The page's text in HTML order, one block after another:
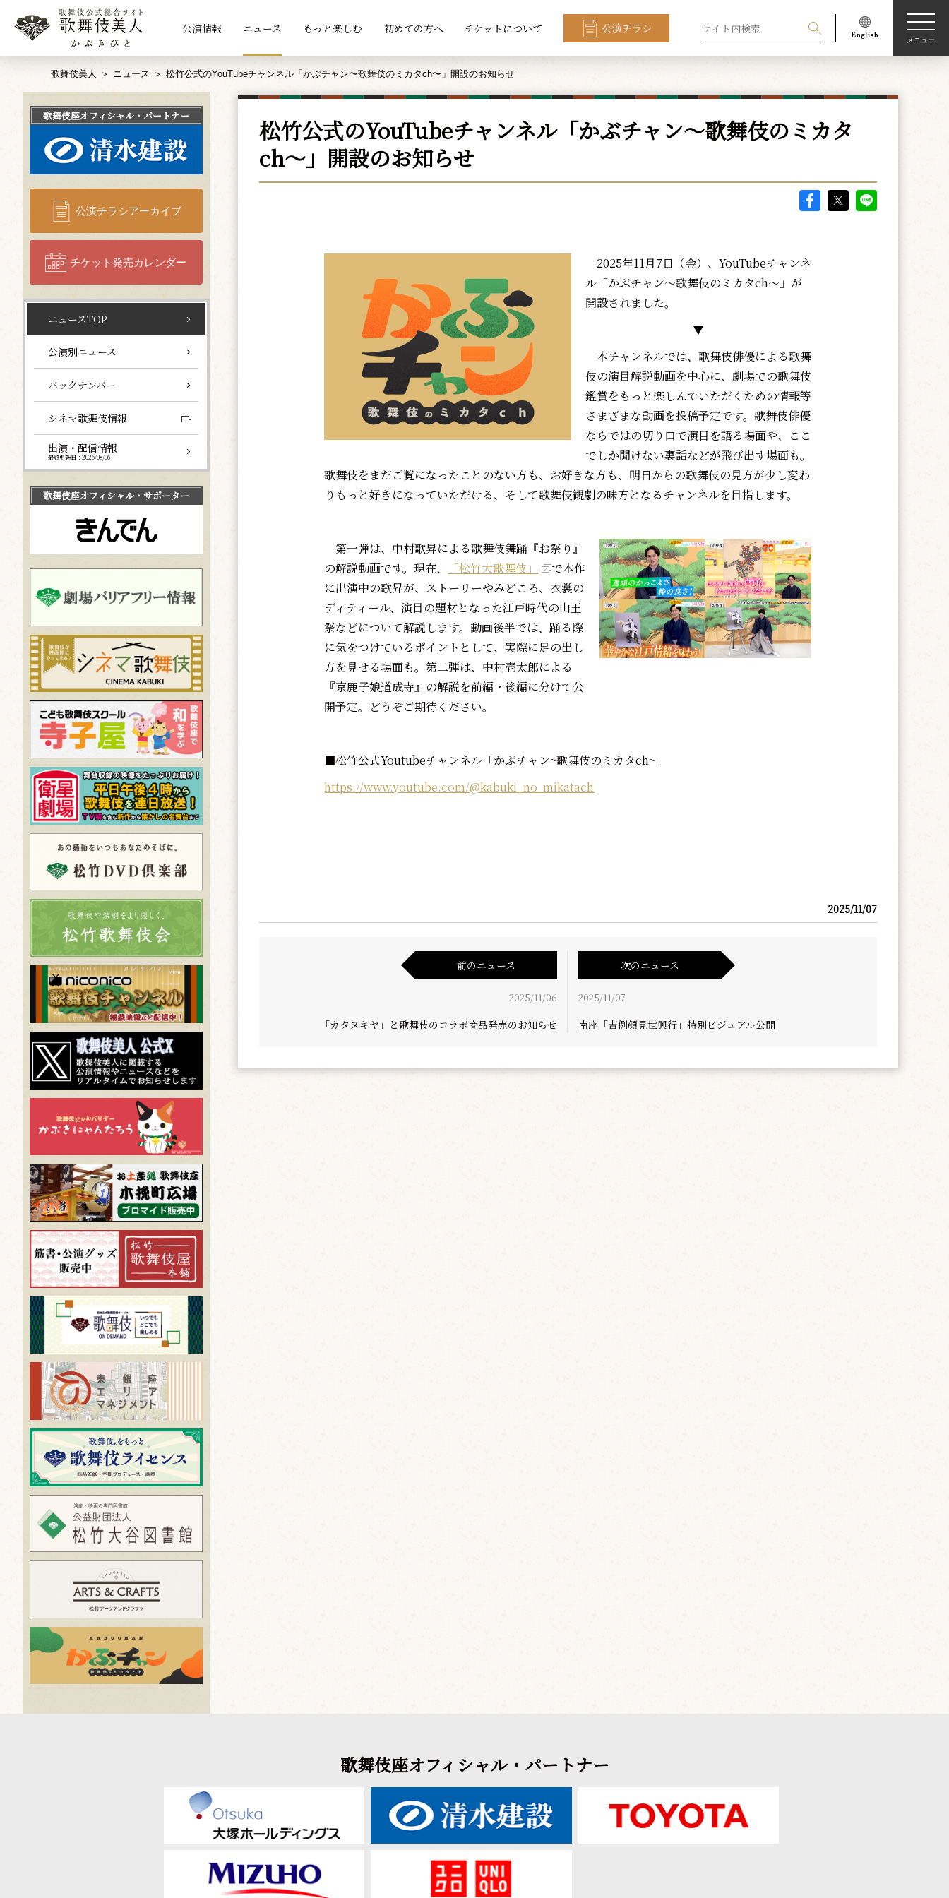
公演情報 ニュース もっと楽しむ 初めての方へ チケットについて 公演チラシ
メニュー
歌舞伎美人 ニュース 松竹公式のYouTubeチャンネル「かぶチャン〜歌舞伎のミカタch〜」開設のお知らせ
松竹公式のYouTubeチャンネル「かぶチャン〜歌舞伎のミカタ
ch〜」開設のお知らせ
2025年11月7日（金）、YouTubeチャンネ
ル「かぶチャン〜歌舞伎のミカタch〜」が
開設されました。
▼
本チャンネルでは、歌舞伎俳優による歌舞
伎の演目解説動画を中心に、劇場での歌舞伎
鑑賞をもっと楽しんでいただくための情報等
さまざまな動画を投稿予定です。歌舞伎俳優
ならではの切り口で演目を語る場面や、ここ
でしか聞けない裏話などが飛び出す場面も。
歌舞伎をまだご覧になったことのない方も、お好きな方も、明日からの歌舞伎の見方が少し変わ
りもっと好きになっていただける、そして歌舞伎観劇の味方となるチャンネルを目指します。
第一弾は、中村歌昇による歌舞伎舞踊『お祭り』
の解説動画です。現在、
「松竹大歌舞伎」
で本作
に出演中の歌昇が、ストーリーやみどころ、衣裳の
ディティール、演目の題材となった江戸時代の山王
祭などについて解説します。動画後半では、踊る際
に気をつけているポイントとして、実際に足の出し
方を見せる場面も。第二弾は、中村壱太郎による
『京鹿子娘道成寺』の解説を前編・後編に分けて公
開予定。どうぞご期待ください。
■松竹公式Youtubeチャンネル「かぶチャン~歌舞伎のミカタch~」
https://www.youtube.com/@kabuki_no_mikatach
2025/11/07
前のニュース
2025/11/06
「カタヌキヤ」と歌舞伎のコラボ商品発売のお知らせ
次のニュース
2025/11/07
南座「吉例顔見世興行」特別ビジュアル公開
歌舞伎座オフィシャル・パートナー
公演チラシアーカイブ
チケット発売カレンダー
ニュースTOP
公演別ニュース
バックナンバー
シネマ歌舞伎情報
出演・配信情報
最終更新日：2026/08/06
歌舞伎座オフィシャル・サポーター
歌舞伎座オフィシャル・パートナー